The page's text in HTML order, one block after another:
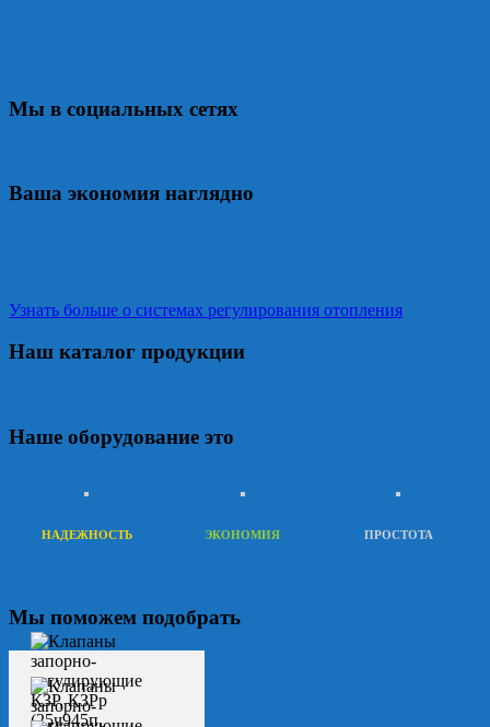
Мы в социальных сетях
Ваша экономия наглядно
Узнать больше о системах регулирования отопления
Наш каталог продукции
Наше оборудование это
НАДЕЖНОСТЬ ЭКОНОМИЯ ПРОСТОТА
Мы поможем подобрать